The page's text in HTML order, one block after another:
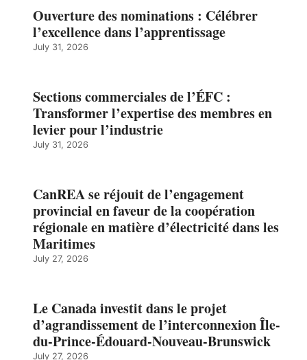
Ouverture des nominations : Célébrer
l’excellence dans l’apprentissage
July 31, 2026
Sections commerciales de l’ÉFC :
Transformer l’expertise des membres en
levier pour l’industrie
July 31, 2026
CanREA se réjouit de l’engagement
provincial en faveur de la coopération
régionale en matière d’électricité dans les
Maritimes
July 27, 2026
Le Canada investit dans le projet
d’agrandissement de l’interconnexion Île-
du-Prince-Édouard-Nouveau-Brunswick
July 27, 2026